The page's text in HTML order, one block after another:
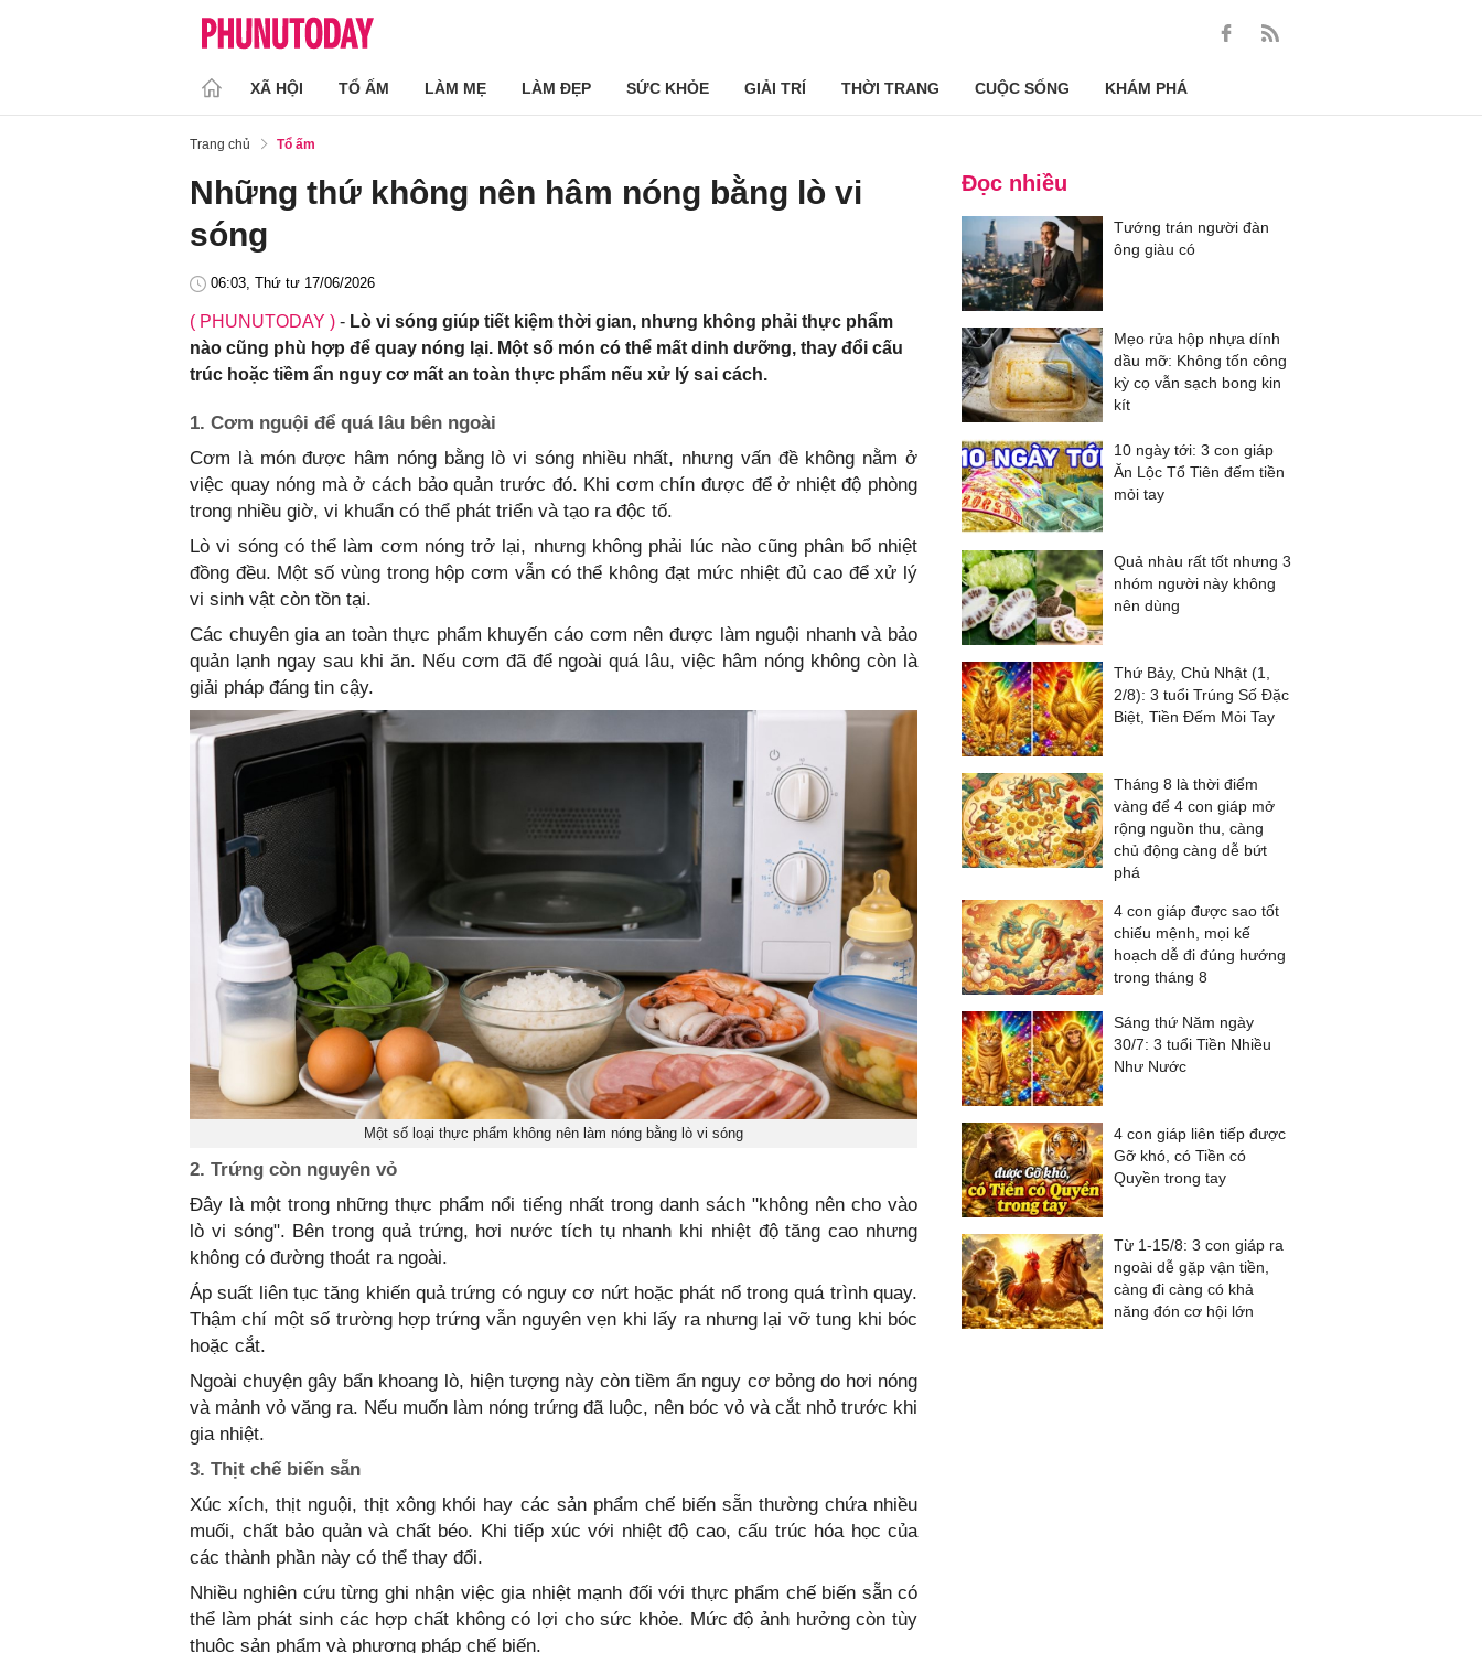
XÃ HỘI TỔ ẤM LÀM MẸ LÀM ĐẸP SỨC KHỎE GIẢI TRÍ THỜI TRANG CUỘC SỐNG KHÁM PHÁ
Trang chủ Tổ ấm
Những thứ không nên hâm nóng bằng lò vi
sóng
06:03, Thứ tư 17/06/2026
( PHUNUTODAY ) - Lò vi sóng giúp tiết kiệm thời gian, nhưng không phải thực phẩm
nào cũng phù hợp để quay nóng lại. Một số món có thể mất dinh dưỡng, thay đổi cấu
trúc hoặc tiềm ẩn nguy cơ mất an toàn thực phẩm nếu xử lý sai cách.
1. Cơm nguội để quá lâu bên ngoài
Cơm là món được hâm nóng bằng lò vi sóng nhiều nhất, nhưng vấn đề không nằm ở
việc quay nóng mà ở cách bảo quản trước đó. Khi cơm chín được để ở nhiệt độ phòng
trong nhiều giờ, vi khuẩn có thể phát triển và tạo ra độc tố.
Lò vi sóng có thể làm cơm nóng trở lại, nhưng không phải lúc nào cũng phân bổ nhiệt
đồng đều. Một số vùng trong hộp cơm vẫn có thể không đạt mức nhiệt đủ cao để xử lý
vi sinh vật còn tồn tại.
Các chuyên gia an toàn thực phẩm khuyến cáo cơm nên được làm nguội nhanh và bảo
quản lạnh ngay sau khi ăn. Nếu cơm đã để ngoài quá lâu, việc hâm nóng không còn là
giải pháp đáng tin cậy.
Một số loại thực phẩm không nên làm nóng bằng lò vi sóng
2. Trứng còn nguyên vỏ
Đây là một trong những thực phẩm nổi tiếng nhất trong danh sách "không nên cho vào
lò vi sóng". Bên trong quả trứng, hơi nước tích tụ nhanh khi nhiệt độ tăng cao nhưng
không có đường thoát ra ngoài.
Áp suất liên tục tăng khiến quả trứng có nguy cơ nứt hoặc phát nổ trong quá trình quay.
Thậm chí một số trường hợp trứng vẫn nguyên vẹn khi lấy ra nhưng lại vỡ tung khi bóc
hoặc cắt.
Ngoài chuyện gây bẩn khoang lò, hiện tượng này còn tiềm ẩn nguy cơ bỏng do hơi nóng
và mảnh vỏ văng ra. Nếu muốn làm nóng trứng đã luộc, nên bóc vỏ và cắt nhỏ trước khi
gia nhiệt.
3. Thịt chế biến sẵn
Xúc xích, thịt nguội, thịt xông khói hay các sản phẩm chế biến sẵn thường chứa nhiều
muối, chất bảo quản và chất béo. Khi tiếp xúc với nhiệt độ cao, cấu trúc hóa học của
các thành phần này có thể thay đổi.
Nhiều nghiên cứu từng ghi nhận việc gia nhiệt mạnh đối với thực phẩm chế biến sẵn có
thể làm phát sinh các hợp chất không có lợi cho sức khỏe. Mức độ ảnh hưởng còn tùy
thuộc sản phẩm và phương pháp chế biến.
Đọc nhiều
Tướng trán người đàn
ông giàu có
Mẹo rửa hộp nhựa dính
dầu mỡ: Không tốn công
kỳ cọ vẫn sạch bong kin
kít
10 ngày tới: 3 con giáp
Ăn Lộc Tổ Tiên đếm tiền
mỏi tay
Quả nhàu rất tốt nhưng 3
nhóm người này không
nên dùng
Thứ Bảy, Chủ Nhật (1,
2/8): 3 tuổi Trúng Số Đặc
Biệt, Tiền Đếm Mỏi Tay
Tháng 8 là thời điểm
vàng để 4 con giáp mở
rộng nguồn thu, càng
chủ động càng dễ bứt
phá
4 con giáp được sao tốt
chiếu mệnh, mọi kế
hoạch dễ đi đúng hướng
trong tháng 8
Sáng thứ Năm ngày
30/7: 3 tuổi Tiền Nhiều
Như Nước
4 con giáp liên tiếp được
Gỡ khó, có Tiền có
Quyền trong tay
Từ 1-15/8: 3 con giáp ra
ngoài dễ gặp vận tiền,
càng đi càng có khả
năng đón cơ hội lớn